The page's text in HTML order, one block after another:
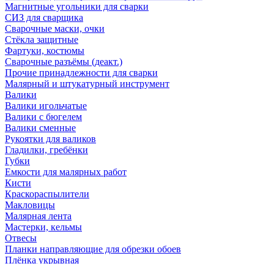
Магнитные угольники для сварки
СИЗ для сварщика
Сварочные маски, очки
Стёкла защитные
Фартуки, костюмы
Сварочные разъёмы (деакт.)
Прочие принадлежности для сварки
Малярный и штукатурный инструмент
Валики
Валики игольчатые
Валики с бюгелем
Валики сменные
Рукоятки для валиков
Гладилки, гребёнки
Губки
Емкости для малярных работ
Кисти
Краскораспылители
Макловицы
Малярная лента
Мастерки, кельмы
Отвесы
Планки направляющие для обрезки обоев
Плёнка укрывная